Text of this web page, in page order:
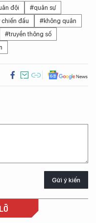
đội
#quân sự
đấu
#không quân
#truyền thông số
Gửi ý kiến